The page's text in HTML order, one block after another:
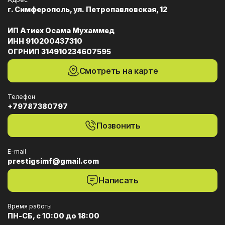
г. Симферополь, ул. Петропавловская, 12
ИП Атиех Осама Мухаммед
ИНН 910200437310
ОГРНИП 314910234607595
Смотреть на карте
Телефон
+79787380797
Позвонить
E-mail
prestigsimf@gmail.com
Написать
Время работы
ПН-СБ, с 10:00 до 18:00